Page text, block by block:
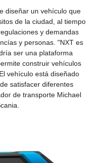
diseñar un vehículo que
de la ciudad, al tiempo
y demandas
y personas. "NXT es
ser una plataforma
construir vehículos
vehículo está diseñado
satisfacer diferentes
de transporte Michael